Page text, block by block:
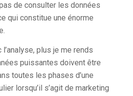
de consulter les données
qui constitue une énorme
plus je me rends
puissantes doivent être
toutes les phases d’une
lorsqu’il s’agit de marketing